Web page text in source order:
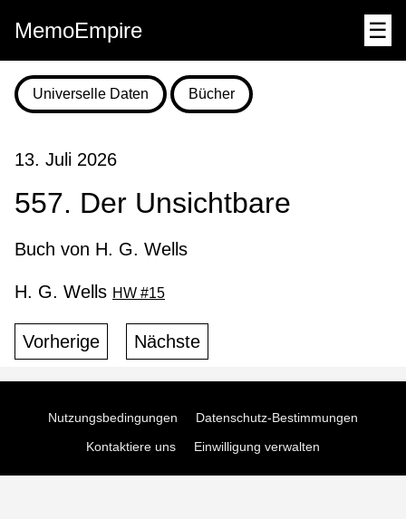
MemoEmpire ☰
Universelle Daten Bücher
13. Juli 2026
557. Der Unsichtbare
Buch von H. G. Wells
H. G. Wells HW #15
Vorherige Nächste
Nutzungsbedingungen
Datenschutz-Bestimmungen
Kontaktiere uns
Einwilligung verwalten